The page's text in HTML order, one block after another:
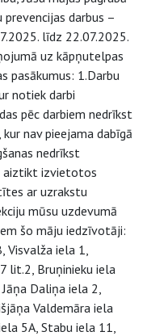
darbus –
līdz 22.07.2025.
uz kāpņutelpas
pasākumus: 1.Darbu
notiek darbi
pēc darbiem nedrīkst
nav pieejama dabīgā
nedrīkst
aiztikt izvietotos
ar uzrakstu
mūsu uzdevumā
šo māju iedzīvotāji:
Visvalža iela 1,
lit.2, Bruņinieku iela
Daliņa iela 2,
Valdemāra iela
5A, Stabu iela 11,